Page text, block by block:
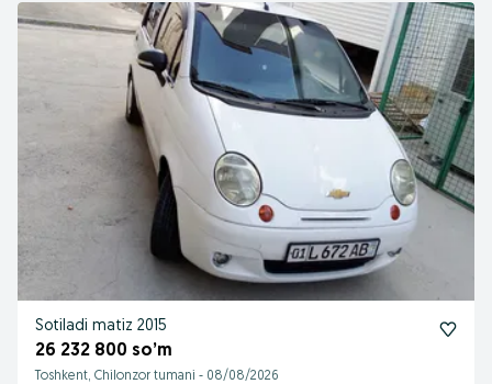
Sotiladi matiz 2015
26 232 800 so’m
Toshkent, Chilonzor tumani - 08/08/2026